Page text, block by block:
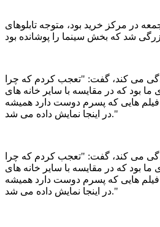
در مرکز خرید بود، متوجه تابلوهای
می کند، گفت: "تعجب کردم که چرا
بود که در مقایسه با سایر خانه های
فیلم هایی که پسرم دوست دارد همیشه
در اینجا نمایش داده می شد."
می کند، گفت: "تعجب کردم که چرا
بود که در مقایسه با سایر خانه های
فیلم هایی که پسرم دوست دارد همیشه
در اینجا نمایش داده می شد."